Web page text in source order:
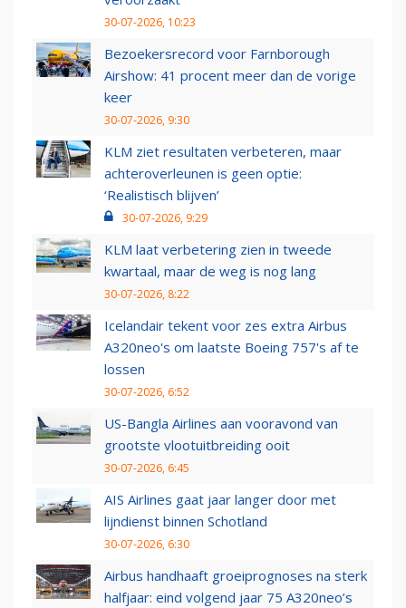
30-07-2026, 10:23
Bezoekersrecord voor Farnborough
Airshow: 41 procent meer dan de vorige
keer
30-07-2026, 9:30
KLM ziet resultaten verbeteren, maar
achteroverleunen is geen optie:
‘Realistisch blijven’
30-07-2026, 9:29
KLM laat verbetering zien in tweede
kwartaal, maar de weg is nog lang
30-07-2026, 8:22
Icelandair tekent voor zes extra Airbus
A320neo's om laatste Boeing 757's af te
lossen
30-07-2026, 6:52
US-Bangla Airlines aan vooravond van
grootste vlootuitbreiding ooit
30-07-2026, 6:45
AIS Airlines gaat jaar langer door met
lijndienst binnen Schotland
30-07-2026, 6:30
Airbus handhaaft groeiprognoses na sterk
halfjaar: eind volgend jaar 75 A320neo’s